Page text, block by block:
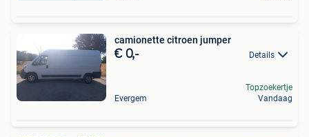
camionette citroen jumper
€ 0,- Details
Evergem
Topzoekertje
Vandaag